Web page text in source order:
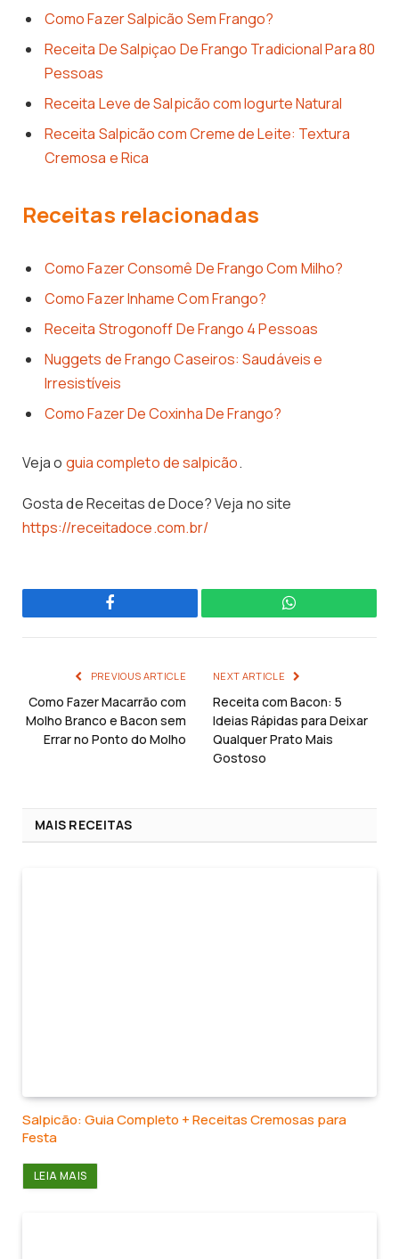
Como Fazer Salpicão Sem Frango?
Receita De Salpiçao De Frango Tradicional Para 80
Pessoas
Receita Leve de Salpicão com Iogurte Natural
Receita Salpicão com Creme de Leite: Textura
Cremosa e Rica
Receitas relacionadas
Como Fazer Consomê De Frango Com Milho?
Como Fazer Inhame Com Frango?
Receita Strogonoff De Frango 4 Pessoas
Nuggets de Frango Caseiros: Saudáveis e
Irresistíveis
Como Fazer De Coxinha De Frango?
Veja o guia completo de salpicão.
Gosta de Receitas de Doce? Veja no site
https://receitadoce.com.br/
Facebook WhatsApp
PREVIOUS ARTICLE
Como Fazer Macarrão com
Molho Branco e Bacon sem
Errar no Ponto do Molho
NEXT ARTICLE
Receita com Bacon: 5
Ideias Rápidas para Deixar
Qualquer Prato Mais
Gostoso
MAIS RECEITAS
Salpicão: Guia Completo + Receitas Cremosas para
Festa
LEIA MAIS